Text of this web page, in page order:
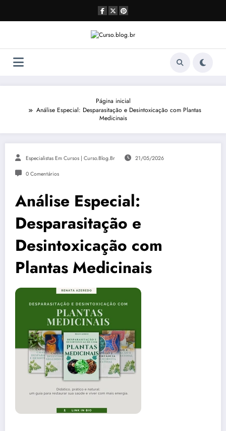
o
Página inicial
Análise Especial: Desparasitação e Desintoxicação com Plantas
Medicinais
Especialistas Em Cursos | Curso.blog.br 21/05/2026
0 Comentários
Análise Especial:
Desparasitação e
Desintoxicação com
Plantas Medicinais